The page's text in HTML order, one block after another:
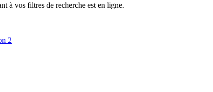
à vos filtres de recherche est en ligne.
2